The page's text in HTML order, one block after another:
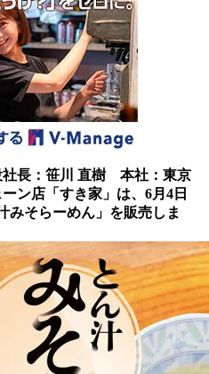
社長：笹川 直樹 本社：東京
ン店「すき家」は、6月4日
みそらーめん」を販売しま